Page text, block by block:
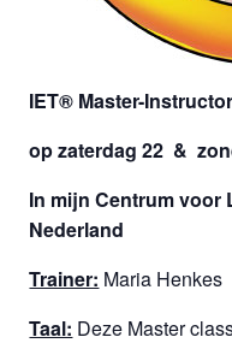
IET® Master-
op zaterdag 22 &
In mijn Centrum voor
Nederland
Trainer: Maria Henkes
Taal: Deze Master